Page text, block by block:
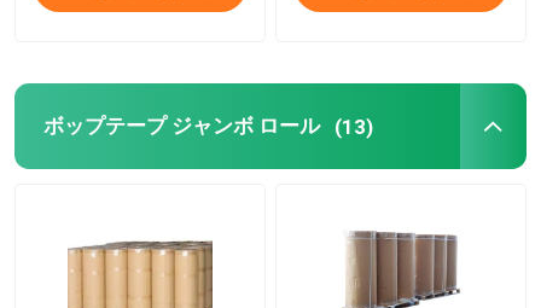
ボップテープ ジャンボ ロール (13)